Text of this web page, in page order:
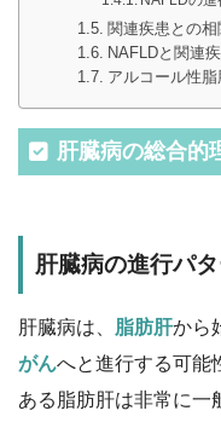
関連疾患との相
NAFLDと関連
アルコール性脂
肝臓病の総合的
肝臓病の進行パ
肝臓病は、 脂肪肝から
がんへと進行する可能
ある脂肪肝は非常に一